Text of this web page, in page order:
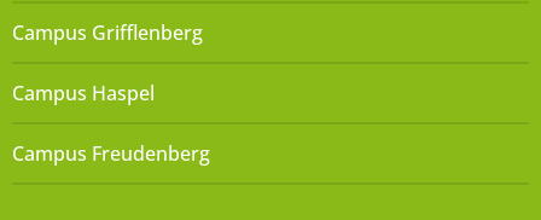
Campus Grifflenberg
Campus Haspel
Campus Freudenberg